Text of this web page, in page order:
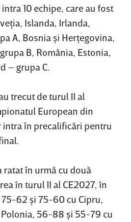
10 echipe, care au fost
Islanda, Irlanda,
A, Bosnia şi Herţegovina,
B, România, Estonia,
– grupa C.
trecut de turul II al
European din
intra în precalificări pentru
ratat în urmă cu două
în turul II al CE2027, în
62 şi 75-60 cu Cipru,
56-88 şi 55-79 cu